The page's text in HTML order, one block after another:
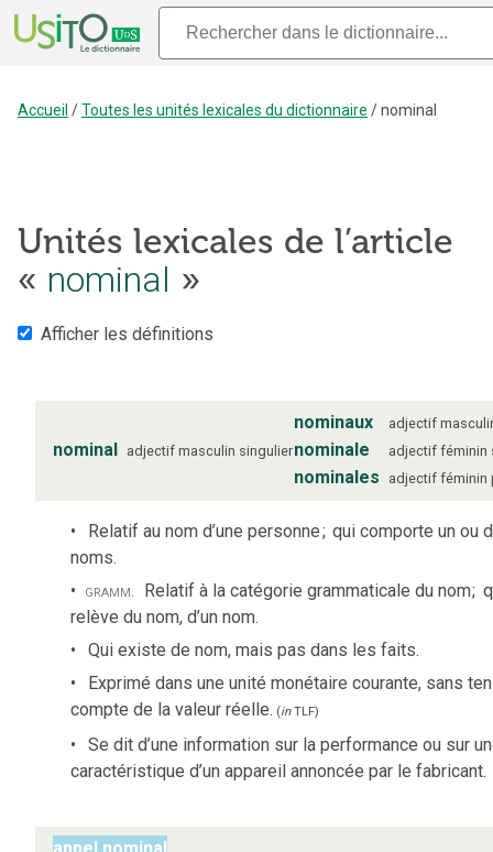
Accueil /Toutes les unités lexicales du dictionnaire /nominal
Unités lexicales de l’article
« nominal »
Afficher les définitions
nominal adjectif masculin singulier
nominaux adjectif
nominale adjectif féminin
nominales adjectif féminin
Relatif au nom d’une personne; qui comporte un ou
noms.
gramm. Relatif à la catégorie grammaticale du nom;
relève du nom, d’un nom.
Qui existe de nom, mais pas dans les faits.
Exprimé dans une unité monétaire courante, sans
compte de la valeur réelle. (inTLF)
Se dit d’une information sur la performance ou sur
caractéristique d’un appareil annoncée par le fabricant.